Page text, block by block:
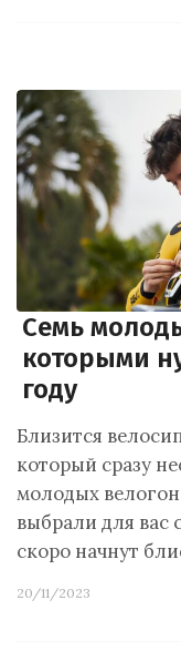
Семь
которыми
году
Близится
который сразу
молодых
выбрали для вас
скоро начнут
20/11/2023